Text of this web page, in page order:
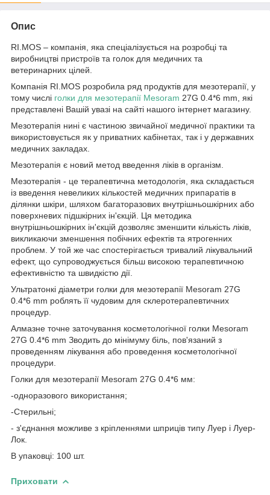
Опис
RI.MOS – компанія, яка спеціалізується на розробці та
виробництві пристроїв та голок для медичних та
ветеринарних цілей.
Компанія RI.MOS розробила ряд продуктів для мезотерапії, у
тому числі голки для мезотерапії Mesoram 27G 0.4*6 mm, які
представлені Вашій увазі на сайті нашого інтернет магазину.
Мезотерапія нині є частиною звичайної медичної практики та
використовується як у приватних кабінетах, так і у державних
медичних закладах.
Мезотерапія є новий метод введення ліків в організм.
Мезотерапія - це терапевтична методологія, яка складається
із введення невеликих кількостей медичних припаратів в
ділянки шкіри, шляхом багаторазових внутрішньошкірних або
поверхневих підшкірних ін'єкцій. Ця методика
внутрішньошкірних ін'єкцій дозволяє зменшити кількість ліків,
викликаючи зменшення побічних ефектів та ятрогенних
проблем. У той же час спостерігається тривалий лікувальний
ефект, що супроводжується більш високою терапевтичною
ефективністю та швидкістю дії.
Ультратонкі діаметри голки для мезотерапії Mesoram 27G
0.4*6 mm роблять її чудовим для склеротерапевтичних
процедур.
Алмазне точне заточування косметологічної голки Mesoram
27G 0.4*6 mm Зводить до мінімуму біль, пов'язаний з
проведенням лікування або проведення косметологічної
процедури.
Голки для мезотерапії Mesoram 27G 0.4*6 мм:
-одноразового використання;
-Стерильні;
- з'єднання можливе з кріпленнями шприців типу Луер і Луер-
Лок.
В упаковці: 100 шт.
Приховати